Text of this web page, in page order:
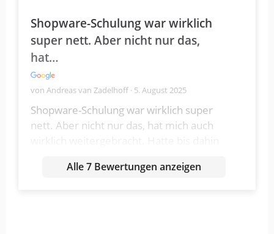
Shopware-Schulung war wirklich
super nett. Aber nicht nur das,
hat…
von Andreas van Zadelhoff · 5. August 2025
Shopware-Schulung war wirklich super
nett. Aber nicht nur das, hat mich auch
dem gemacht. Aber bei mitho lohnt sich
Alle 7 Bewertungen anzeigen